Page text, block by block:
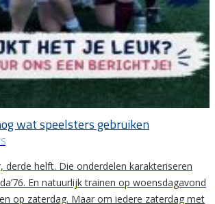
wat speelsters gebruiken
derde helft. Die onderdelen karakteriseren
En natuurlijk trainen op woensdagavond
op zaterdag. Maar om iedere zaterdag met